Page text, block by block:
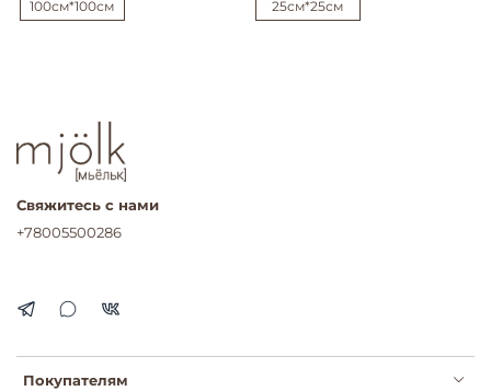
100см*100см 25см*25см
Покупателям
Свяжитесь с нами
+78005500286